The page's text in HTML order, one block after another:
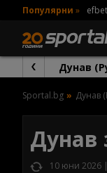
Популярни »
Дунав
Sportal.bg Дунав
Дунав
10 юни 2026